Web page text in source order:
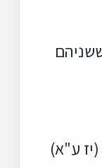
ע"א)